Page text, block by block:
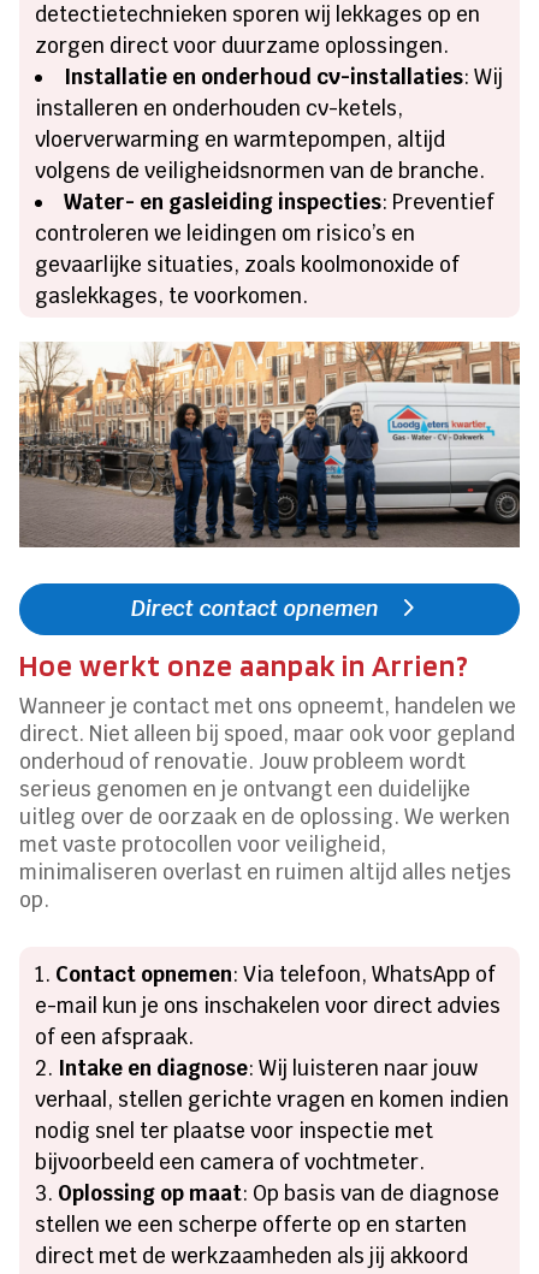
detectietechnieken sporen wij lekkages op en
zorgen direct voor duurzame oplossingen.
Installatie en onderhoud cv-installaties: Wij
installeren en onderhouden cv-ketels,
vloerverwarming en warmtepompen, altijd
volgens de veiligheidsnormen van de branche.
Water- en gasleiding inspecties: Preventief
controleren we leidingen om risico’s en
gevaarlijke situaties, zoals koolmonoxide of
gaslekkages, te voorkomen.
Direct contact opnemen
Hoe werkt onze aanpak in Arrien?
Wanneer je contact met ons opneemt, handelen we
direct. Niet alleen bij spoed, maar ook voor gepland
onderhoud of renovatie. Jouw probleem wordt
serieus genomen en je ontvangt een duidelijke
uitleg over de oorzaak en de oplossing. We werken
met vaste protocollen voor veiligheid,
minimaliseren overlast en ruimen altijd alles netjes
op.
Contact opnemen: Via telefoon, WhatsApp of
e-mail kun je ons inschakelen voor direct advies
of een afspraak.
Intake en diagnose: Wij luisteren naar jouw
verhaal, stellen gerichte vragen en komen indien
nodig snel ter plaatse voor inspectie met
bijvoorbeeld een camera of vochtmeter.
Oplossing op maat: Op basis van de diagnose
stellen we een scherpe offerte op en starten
direct met de werkzaamheden als jij akkoord